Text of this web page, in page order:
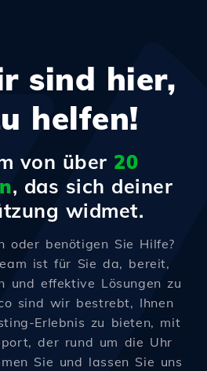
sind hier,
helfen!
von über 20
, das sich deiner
widmet.
oder benötigen Sie Hilfe?
ist für Sie da, bereit,
und effektive Lösungen zu
sind wir bestrebt, Ihnen
Erlebnis zu bieten, mit
der rund um die Uhr
Sie und lassen Sie uns